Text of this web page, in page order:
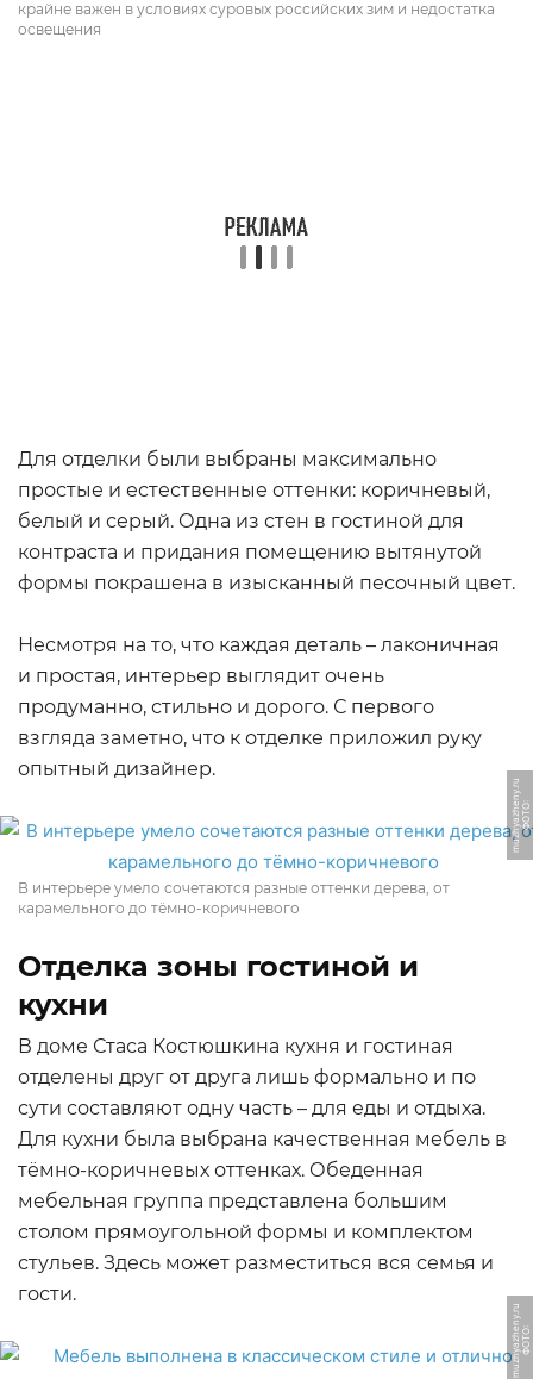
крайне важен в условиях суровых российских зим и недостатка
освещения
Для отделки были выбраны максимально
простые и естественные оттенки: коричневый,
белый и серый. Одна из стен в гостиной для
контраста и придания помещению вытянутой
формы покрашена в изысканный песочный цвет.
Несмотря на то, что каждая деталь – лаконичная
и простая, интерьер выглядит очень
продуманно, стильно и дорого. С первого
взгляда заметно, что к отделке приложил руку
опытный дизайнер.
Ф
О
Т
О:
m
u
z
h
y
a
z
h
e
n
y.
r
u
В интерьере умело сочетаются разные оттенки дерева, от
карамельного до тёмно-коричневого
Отделка зоны гостиной и
кухни
В доме Стаса Костюшкина кухня и гостиная
отделены друг от друга лишь формально и по
сути составляют одну часть – для еды и отдыха.
Для кухни была выбрана качественная мебель в
тёмно-коричневых оттенках. Обеденная
мебельная группа представлена большим
столом прямоугольной формы и комплектом
стульев. Здесь может разместиться вся семья и
гости.
Ф
О
Т
О:
m
u
z
h
y
a
z
h
e
n
y.
r
u